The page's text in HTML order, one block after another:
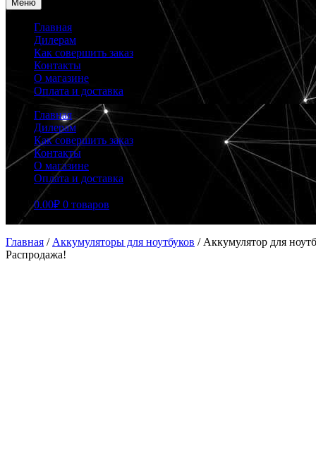
Меню
Главная
Дилерам
Как совершить заказ
Контакты
О магазине
Оплата и доставка
Главная
Дилерам
Как совершить заказ
Контакты
О магазине
Оплата и доставка
0.00₽ 0 товаров
Главная / Аккумуляторы для ноутбуков / Аккумулятор для
Распродажа!